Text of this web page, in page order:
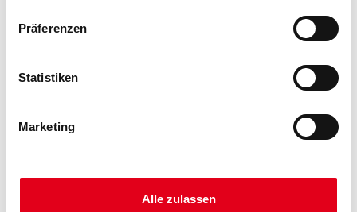
Präferenzen
Statistiken
Marketing
Alle zulassen
PRODUKTEIGENSCHAFTEN
Produkteigenschaft
- Hervorragender Verlauf bietet einwandfreie Schlusslackierung